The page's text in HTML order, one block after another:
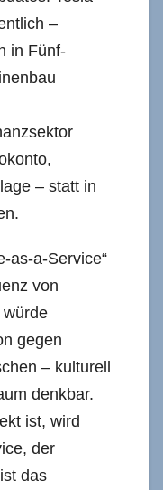
–
in Fünf-
– statt in
as-a-Service“
von
würde
gegen
– kulturell
denkbar.
ist, wird
der
das